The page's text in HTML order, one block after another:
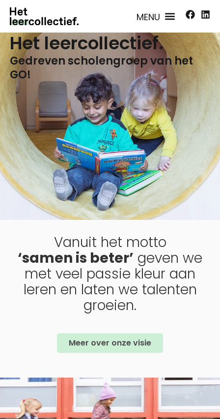
Het leercollectief.
Gedreven scholengroep van het
GO!
Vanuit het motto
‘samen is beter’ geven we
met veel passie kleur aan
leren en laten we talenten
groeien.
Meer over onze visie